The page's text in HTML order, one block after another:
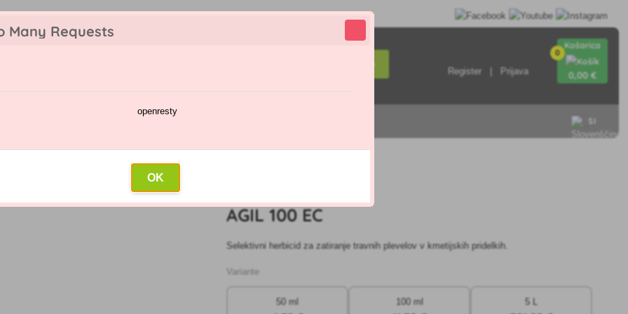
Many Requests
openresty
OK
Iskanje
Register Prijava
0
Košarica
0,00 €
SI
AGIL 100 EC
Selektivni herbicid za zatiranje travnih plevelov v kmetijskih pridelkih.
Variante
50 ml 100 ml 5 L